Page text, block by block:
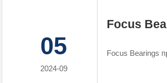
05
2024-09
Focus
Focus Bearings